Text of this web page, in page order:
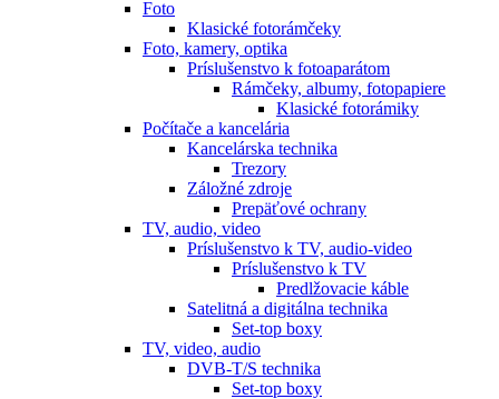
Foto
Klasické fotorámčeky
Foto, kamery, optika
Príslušenstvo k fotoaparátom
Rámčeky, albumy, fotopapiere
Klasické fotorámiky
Počítače a kancelária
Kancelárska technika
Trezory
Záložné zdroje
Prepäťové ochrany
TV, audio, video
Príslušenstvo k TV, audio-video
Príslušenstvo k TV
Predlžovacie káble
Satelitná a digitálna technika
Set-top boxy
TV, video, audio
DVB-T/S technika
Set-top boxy